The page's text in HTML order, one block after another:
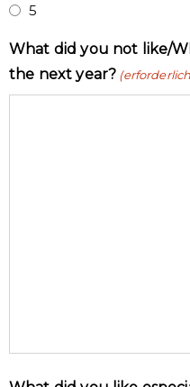
5
What did you not like/
the next year?